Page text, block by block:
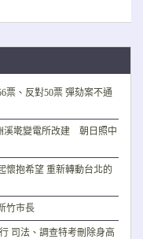
票、反對50票 彈劾案不通
溪墘變電所改建 朝日照中
懷抱希望 重新轉動台北的
竹市長
司法、調查特考刪除身高